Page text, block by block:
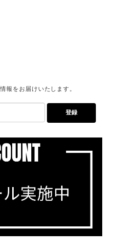
報をお届けいたします。
登録